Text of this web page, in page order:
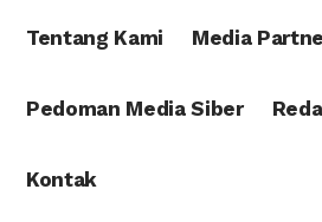
Tentang Kami Media
Pedoman Media Siber
Kontak